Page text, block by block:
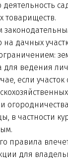
товариществ.
дачных
для ведения
если участок
в частности
правила
для